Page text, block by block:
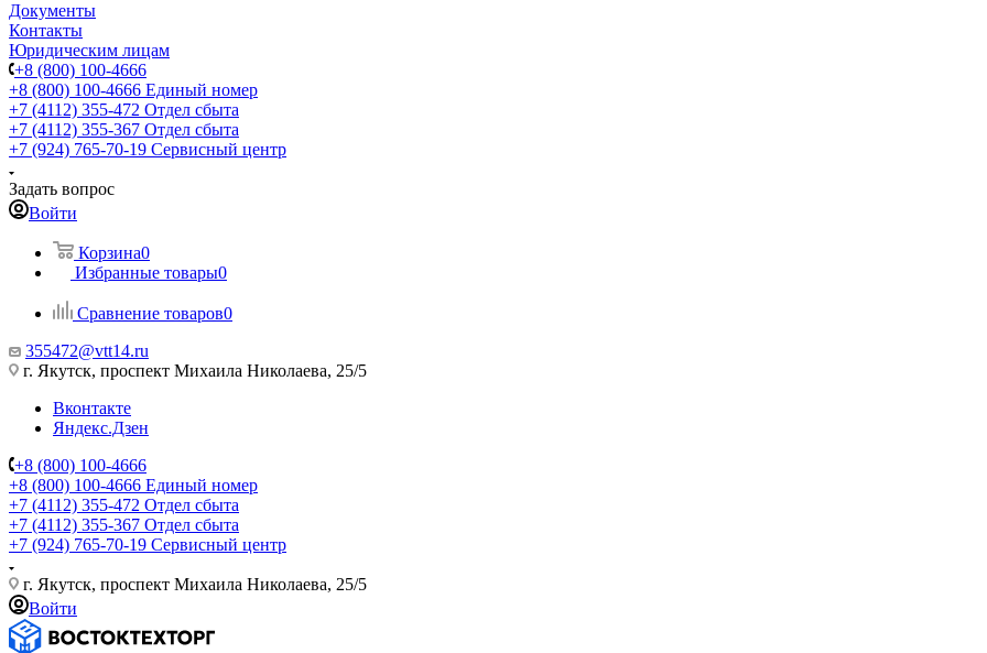
Документы
Контакты
Юридическим лицам
+8 (800) 100-4666
+8 (800) 100-4666 Единый номер
+7 (4112) 355-472 Отдел сбыта
+7 (4112) 355-367 Отдел сбыта
+7 (924) 765-70-19 Сервисный центр
Задать вопрос
Войти
Корзина0
Избранные товары0
Сравнение товаров0
355472@vtt14.ru
г. Якутск, проспект Михаила Николаева, 25/5
Вконтакте
Яндекс.Дзен
+8 (800) 100-4666
+8 (800) 100-4666 Единый номер
+7 (4112) 355-472 Отдел сбыта
+7 (4112) 355-367 Отдел сбыта
+7 (924) 765-70-19 Сервисный центр
г. Якутск, проспект Михаила Николаева, 25/5
Войти